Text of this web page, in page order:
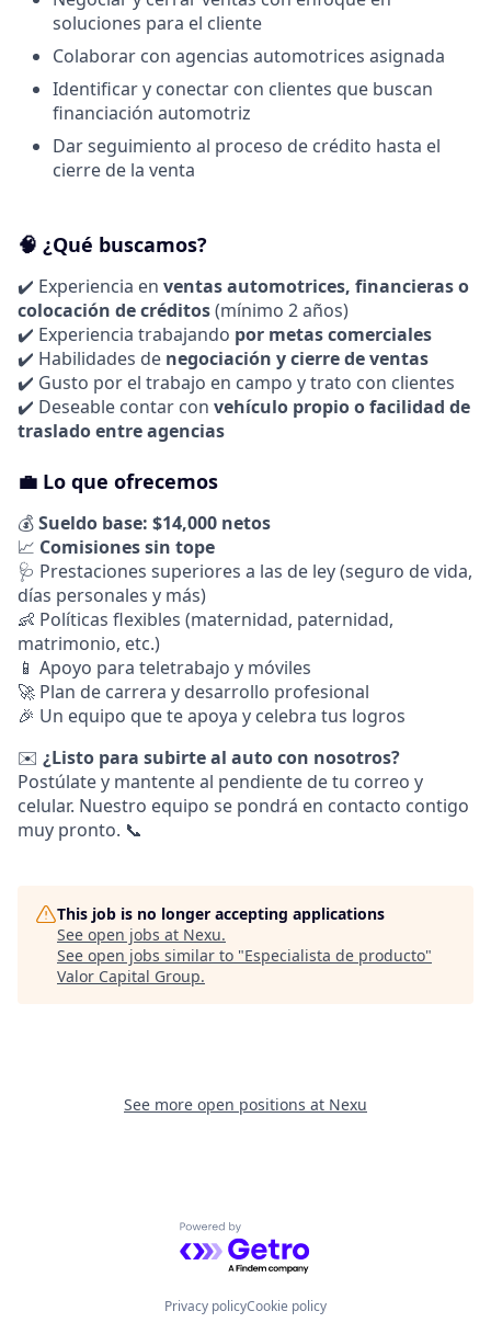
soluciones para el cliente
Colaborar con agencias automotrices asignada
Identificar y conectar con clientes que buscan
financiación automotriz
Dar seguimiento al proceso de crédito hasta el
cierre de la venta
🧠 ¿Qué buscamos?
✔️ Experiencia en ventas automotrices, financieras o
colocación de créditos(mínimo 2 años)
✔️ Experiencia trabajando por metas comerciales
✔️ Habilidades de negociación y cierre de ventas
✔️ Gusto por el trabajo en campo y trato con clientes
✔️ Deseable contar con vehículo propio o facilidad de
traslado entre agencias
💼 Lo que ofrecemos
💰Sueldo base: $14,000 netos
📈 Comisiones sin tope
🩺 Prestaciones superiores a las de ley (seguro de vida,
días personales y más)
👶 Políticas flexibles (maternidad, paternidad,
matrimonio, etc.)
📱 Apoyo para teletrabajo y móviles
🚀 Plan de carrera y desarrollo profesional
🎉 Un equipo que te apoya y celebra tus logros
✉️ ¿Listo para subirte al auto con nosotros?
Postúlate y mantente al pendiente de tu correo y
celular. Nuestro equipo se pondrá en contacto contigo
muy pronto. 📞
This job is no longer accepting applications
See open jobs at Nexu.
See open jobs similar to "Especialista de producto"
Valor Capital Group.
See more open positions at Nexu
Powered by Getro.com
Privacy policyCookie policy